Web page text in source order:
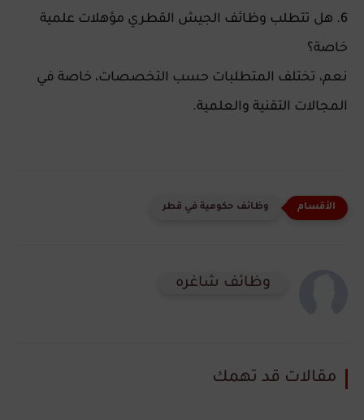
6. هل تتطلب وظائف الجيش القطري مؤهلات علمية
خاصة؟
نعم، تختلف المتطلبات حسب التخصصات، خاصة في
المجالات التقنية والعلمية.
وظائف حكومية في قطر
وظائف شاغره
مقالات قد تهمك